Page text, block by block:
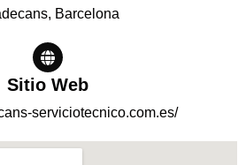
Barcelona
Sitio Web
serviciotecnico.com.es/